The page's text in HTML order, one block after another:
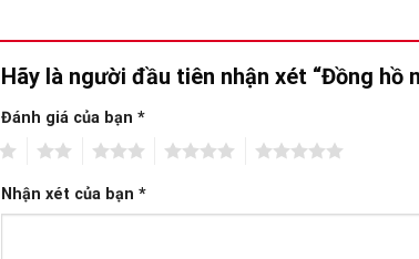
Hãy là người đầu tiên nhận xét “Đồng hồ
Đánh giá của bạn *
Nhận xét của bạn *